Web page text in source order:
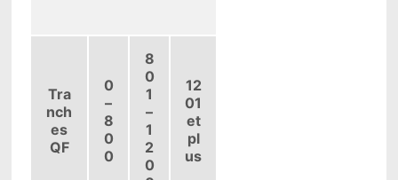
Tra
nch
es
QF
0
–
8
0
0
8
0
1
–
1
2
0
12
01
et
pl
us